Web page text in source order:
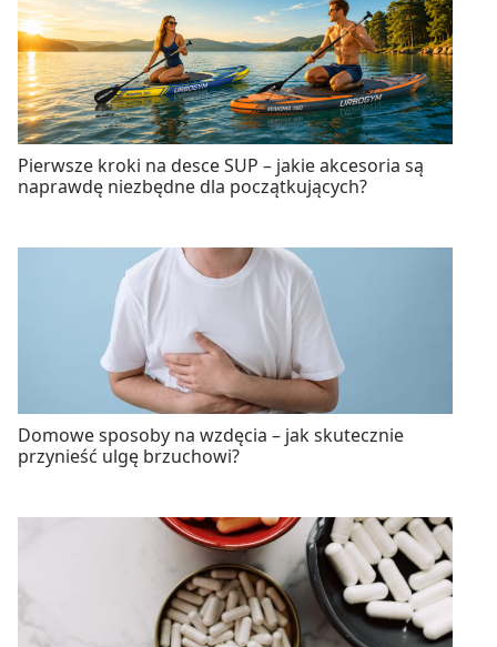
Pierwsze kroki na desce SUP – jakie akcesoria są
naprawdę niezbędne dla początkujących?
Domowe sposoby na wzdęcia – jak skutecznie
przynieść ulgę brzuchowi?